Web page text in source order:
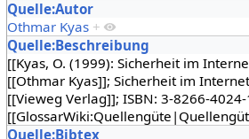
Quelle:Autor
Othmar Kyas +
Quelle:Beschreibung
[[Kyas, O. (1999): Sicherheit im
[[Othmar Kyas]]; Sicherheit im
[[Vieweg Verlag]]; ISBN: 3-8266-
Quelle:Bibtex